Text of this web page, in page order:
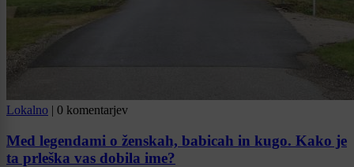
Lokalno | 0 komentarjev
Med legendami o ženskah, babicah in kugo. Kako je
ta prleška vas dobila ime?